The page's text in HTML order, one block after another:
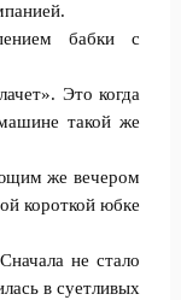
бабки с
Это когда
такой же
же вечером
короткой юбке
не стало
в суетливых